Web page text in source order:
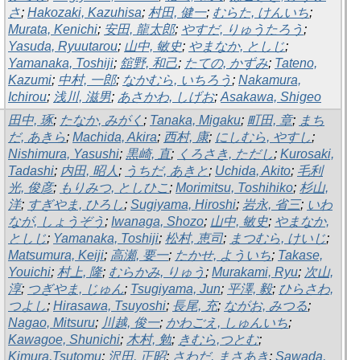
さ; Hakozaki, Kazuhisa; 村田, 健一; むらた, けんいち;
Murata, Kenichi; 安田, 龍太郎; やすだ, りゅうたろう ;
Yasuda, Ryuutarou; 山中, 敏史; やまなか, としじ;
Yamanaka, Toshiji; 舘野, 和己; たての, かずみ; Tateno,
Kazumi; 中村, 一郎; なかむら, いちろう ; Nakamura,
Ichirou; 浅川, 滋男; あさかわ, しげお; Asakawa, Shigeo
田中, 琢; たなか, みがく ; Tanaka, Migaku; 町田, 章; まち
だ, あきら; Machida, Akira; 西村, 康; にしむら, やすし;
Nishimura, Yasushi; 黒崎, 直; くろさき, ただし; Kurosaki,
Tadashi; 内田, 昭人 ; うちだ, あきと; Uchida, Akito; 毛利
光, 俊彦; もりみつ, としひこ; Morimitsu, Toshihiko; 杉山,
洋; すぎやま, ひろし; Sugiyama, Hiroshi; 岩永, 省三; いわ
なが, しょうぞう ; Iwanaga, Shozo; 山中, 敏史; やまなか,
としじ; Yamanaka, Toshiji; 松村, 恵司; まつむら, けいじ;
Matsumura, Keiji; 高瀬, 要一; たかせ, よういち; Takase,
Youichi; 村上, 隆; むらかみ, りゅう ; Murakami, Ryu; 次山,
淳; つぎやま, じゅん; Tsugiyama, Jun; 平澤, 毅; ひらさわ,
つよし; Hirasawa, Tsuyoshi; 長尾, 充; ながお, みつる;
Nagao, Mitsuru; 川越, 俊一; かわごえ, しゅんいち;
Kawagoe, Shunichi; 木村, 勉; きむら,つとむ;
Kimura,Tsutomu; 沢田, 正昭; さわだ, まさあき; Sawada,